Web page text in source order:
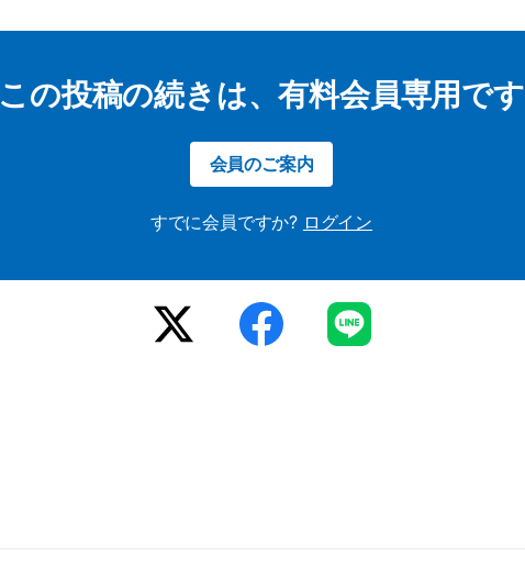
この投稿の続きは、有料会員専用です
会員のご案内
すでに会員ですか? ログイン